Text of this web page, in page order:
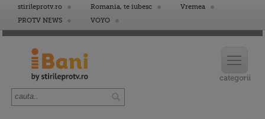
stirileprotv.ro Romania, te iubesc
Vremea
PROTV NEWS
VOYO